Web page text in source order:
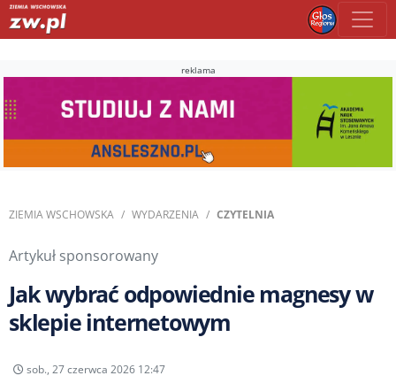
reklama
ZIEMIA WSCHOWSKA WYDARZENIA CZYTELNIA
Artykuł sponsorowany
Jak wybrać odpowiednie magnesy w
sklepie internetowym
sob., 27 czerwca 2026 12:47